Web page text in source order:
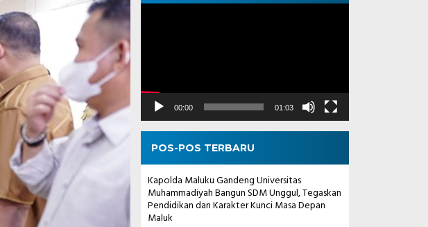
Pemutar
00:00 01:03
POS-POS TERBARU
Kapolda Maluku Gandeng Universitas
Muhammadiyah Bangun SDM Unggul, Tegaskan
Pendidikan dan Karakter Kunci Masa Depan
Maluk